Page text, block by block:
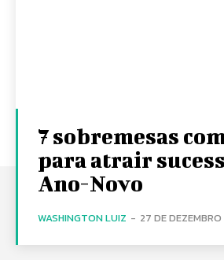
7 sobremesas
para atrair
Ano-Novo
WASHINGTON LUIZ - 27 DE